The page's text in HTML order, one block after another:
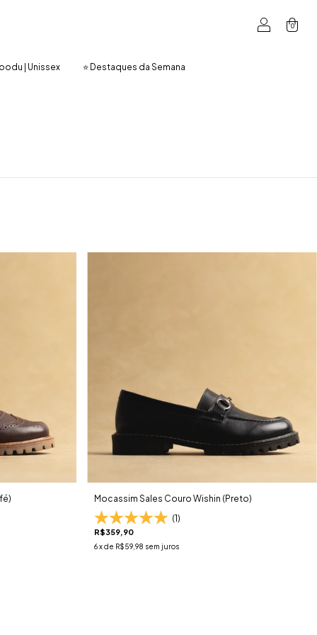
0
| Unissex ⭐ Destaques da Semana
Mocassim Sales Couro Wishin (Preto)
(1)
R$359,90
6x de R$59,98 sem juros